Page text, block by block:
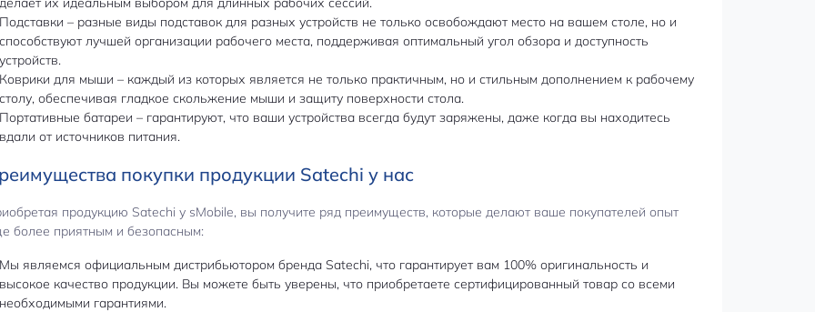
Подставки – разные виды подставок для разных устройств не только освобождают место на вашем столе, но и
способствуют лучшей организации рабочего места, поддерживая оптимальный угол обзора и доступность
устройств.
Коврики для мыши – каждый из которых является не только практичным, но и стильным дополнением к рабочему
столу, обеспечивая гладкое скольжение мыши и защиту поверхности стола.
Портативные батареи – гарантируют, что ваши устройства всегда будут заряжены, даже когда вы находитесь
вдали от источников питания.
покупки продукции Satechi у нас
продукцию Satechi у sMobile, вы получите ряд преимуществ, которые делают ваше покупателей опыт
более приятным и безопасным:
Мы являемся официальным дистрибьютором бренда Satechi, что гарантирует вам 100% оригинальность и
высокое качество продукции. Вы можете быть уверены, что приобретаете сертифицированный товар со всеми
необходимыми гарантиями.